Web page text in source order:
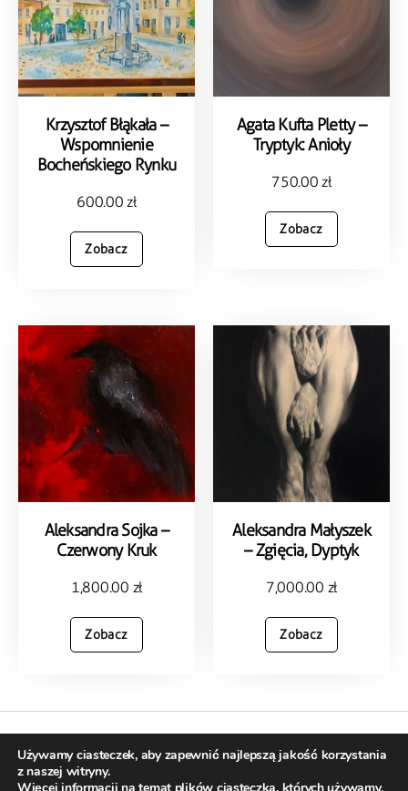
Krzysztof Błąkała –
Wspomnienie
Bocheńskiego Rynku
600.00zł
Zobacz
Agata Kufta Pletty –
Tryptyk: Anioły
750.00zł
Zobacz
Aleksandra Sojka –
Czerwony Kruk
1,800.00 zł
Zobacz
Aleksandra Małyszek
– Zgięcia, Dyptyk
7,000.00 zł
Zobacz
Copyright © 2023 kopalniasztukionline.pl
Stworzone w ramach
atwi.pl | Realizacja sklepu – webrian.pl
Używamy ciasteczek, aby zapewnić najlepszą jakość korzystania
z naszej witryny.